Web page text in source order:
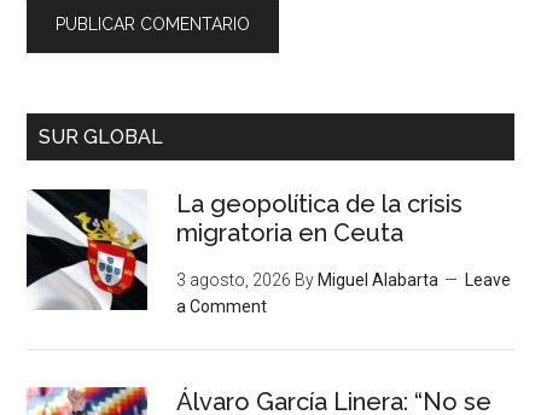
SUR GLOBAL
La geopolítica de la crisis
migratoria en Ceuta
3 agosto, 2026 ByMiguel Alabarta
Leave
a Comment
Álvaro García Linera: “No se